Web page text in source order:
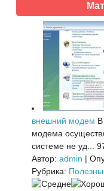
внешний модем В
модема
системе не уд...
Автор: admin |
Рубрика: